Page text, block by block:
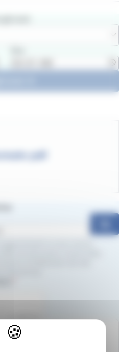
orari
pdf
su nuovi servizi,
di avere preso visione della
al trattamento dei dati.
privacy.